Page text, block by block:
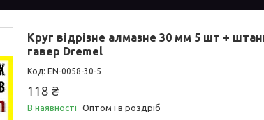
Круг відрізне алмазне 30 мм 5 шт +
гавер Dremel
EN-0058-30-5
118 ₴
В наявності Оптом і в роздріб